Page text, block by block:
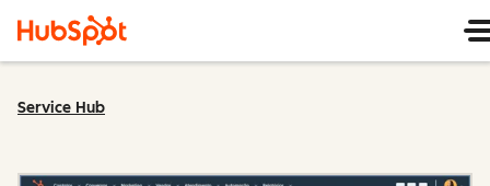
Service Hub